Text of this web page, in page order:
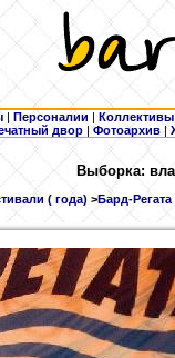
| Персоналии | Коллективы
двор |Фотоархив |
Выборка:
( года) >Бард-Регата